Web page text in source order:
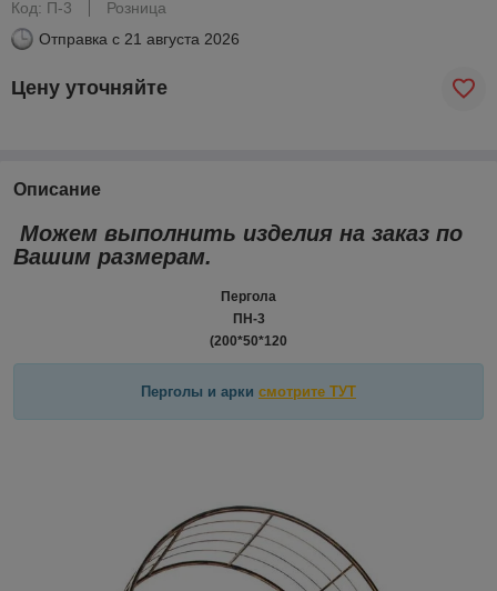
Код: П-3
Розница
Отправка с 21 августа 2026
Цену уточняйте
Описание
Можем выполнить изделия на заказ по
Вашим размерам.
Пергола
ПН-3
(200*50*120
Перголы и арки смотрите ТУТ